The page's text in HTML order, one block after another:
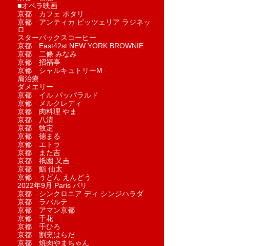
■オペラ映画
京都 カフェ ポタリ
京都 アンティカ ピッツェリア ラジネッ
ロ
スターバックスコーヒー
京都 East42st NEW YORK BROWNIE
京都 二條 みなみ
京都 招福亭
京都 シャルキュトリーM
肩治療
ダメエリー
京都 イル パッパラルド
京都 メルクレディ
京都 肉料理 やま
京都 八清
京都 牧定
京都 徳まる
京都 エトラ
京都 また吉
京都 祇園 又吉
京都 鮨 仙太
京都 うどん えんどう
2022年9月 Paris パリ
京都 シンクロニア ディ シンジハラダ
京都 ラパルテ
京都 アマン京都
京都 千花
京都 千ひろ
京都 割烹はらだ
京都 焼肉やまちゃん